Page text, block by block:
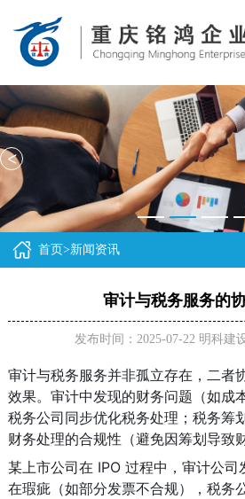
<
首页>新闻资讯
审计与税务服务的
发布时间：2025-07-22 明科建
审计与税务服务并非孤立存在，二者
效果。审计中发现的财务问题（如成
税务公司同步优化税务处理；税务筹
财务处理的合规性（避免因筹划导致
某上市公司在 IPO 过程中，审计公
在瑕疵（如部分发票不合规），税务